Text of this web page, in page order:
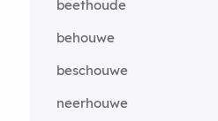
beethoude
behouwe
beschouwe
neerhouwe